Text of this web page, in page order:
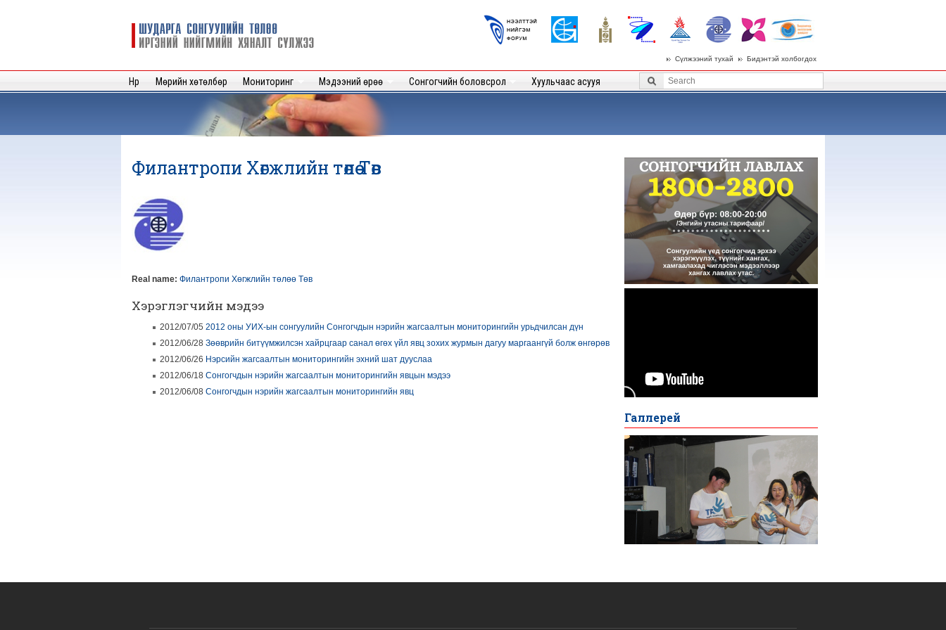
Шударга
сонгуулийн
нийгмийн
хяналт
Logos
Бидэнтэй холбогдох
Сүлжээний тухай
Нүүр Мөрийн хөтөлбөр Мониторинг Мэдээний өрөө Сонгогчийн боловсрол Хуульчаас асууя
Search form
Филантропи Хөгжлийн төлөө Төв
Real name: Филантропи Хөгжлийн төлөө Төв
Хэрэглэгчийн мэдээ
2012/07/05 2012 оны УИХ-ын сонгуулийн Сонгогчдын нэрийн жагсаалтын мониторингийн урьдчилсан дүн
2012/06/28 Зөөврийн битүүмжилсэн хайрцгаар санал өгөх үйл явц зохих журмын дагуу маргаангүй болж өнгөрөв
2012/06/26 Нэрсийн жагсаалтын мониторингийн эхний шат дууслаа
2012/06/18 Сонгогчдын нэрийн жагсаалтын мониторингийн явцын мэдээ
2012/06/08 Сонгогчдын нэрийн жагсаалтын мониторингийн явц
.
Галлерей